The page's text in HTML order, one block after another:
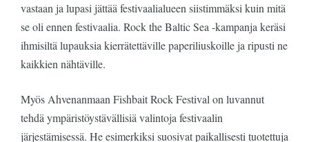
vastaan ja lupasi jättää festivaalialueen siistimmäksi kuin mitä
se oli ennen festivaalia. Rock the Baltic Sea -kampanja keräsi
ihmisiltä lupauksia kierrätettäville paperiliuskoille ja ripusti ne
kaikkien nähtäville.
Myös Ahvenanmaan Fishbait Rock Festival on luvannut
tehdä ympäristöystävällisiä valintoja festivaalin
järjestämisessä. He esimerkiksi suosivat paikallisesti tuotettuja